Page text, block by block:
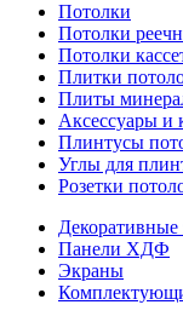
Потолки
Потолки
Потолки
Плитки
Плиты
Аксессуары и
Плинтусы
Углы для
Розетки
Панели ХДФ
Экраны